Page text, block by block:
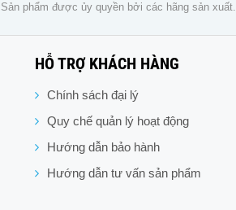
Sản phẩm được ủy quyền bởi các hãng sản xuất.
HỖ TRỢ KHÁCH HÀNG
Chính sách đại lý
Quy chế quản lý hoạt động
Hướng dẫn bảo hành
Hướng dẫn tư vấn sản phẩm